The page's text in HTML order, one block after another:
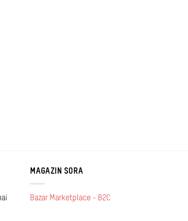
MAGAZIN SORA
Bazar Marketplace - B2C